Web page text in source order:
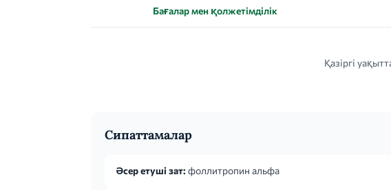
Бағалар мен қолжетімділік
Қазіргі
Сипаттамалар
Әсер етуші зат: фоллитропин альфа